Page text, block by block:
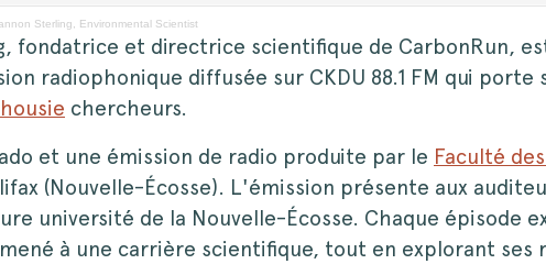
Sterling, Environmental Scientist
fondatrice et directrice scientifique de CarbonRun,
radiophonique diffusée sur CKDU 88.1 FM qui
chercheurs.
et une émission de radio produite par le Faculté
(Nouvelle-Écosse). L'émission présente aux
université de la Nouvelle-Écosse. Chaque épisode
à une carrière scientifique, tout en explorant ses